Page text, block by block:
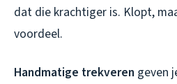
dat die krachtiger is. Klopt,
voordeel.
Handmatige trekveren geven